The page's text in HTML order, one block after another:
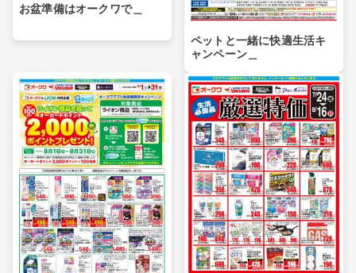
お盆準備はオークワで＿
ペットと一緒に快適生活キ
ャンペーン＿